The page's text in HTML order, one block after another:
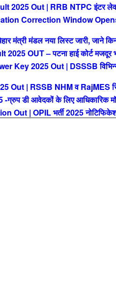
2025 Out | RRB NTPC इंटर
Correction Window
मंडल नया लिस्ट जारी, जाने
OUT – पटना हाई कोर्ट मजदूर
2025 Out | DSSSB विभिन्न
| RSSB NHM व RajMES
डी आवेदकों के लिए आधिकारिक
| OPIL भर्ती 2025